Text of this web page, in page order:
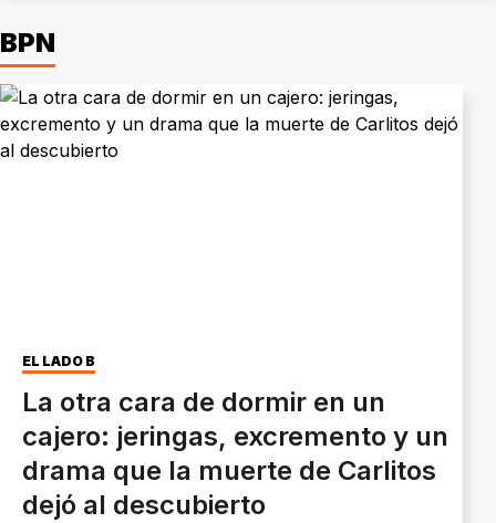
BPN
EL LADO B
La otra cara de dormir en un
cajero: jeringas, excremento y un
drama que la muerte de Carlitos
dejó al descubierto